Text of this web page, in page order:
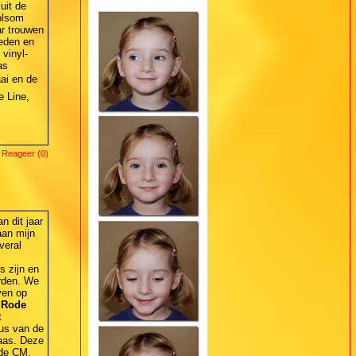
de
trouwen
en
vinyl-
en de
(0)
dit jaar
mijn
zijn en
We
op
Rode
van de
Deze
CM,